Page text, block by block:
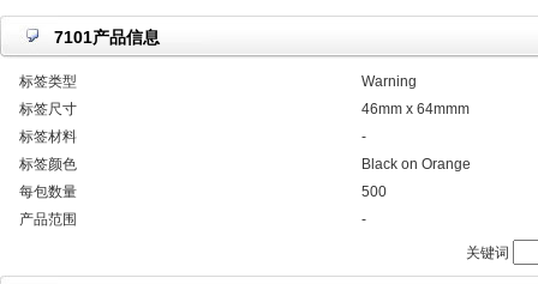
7101产品信息
标签类型
Warning
标签尺寸
46mm x 64mmm
标签材料
-
标签颜色
Black on Orange
每包数量
500
产品范围
-
关键词